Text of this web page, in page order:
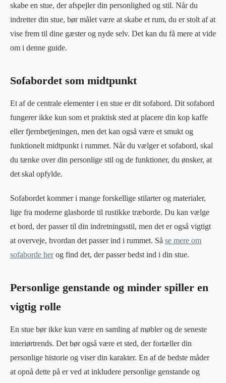
skabe en stue, der afspejler din personlighed og stil. Når du
indretter din stue, bør målet være at skabe et rum, du er stolt af at
vise frem til dine gæster og nyde selv. Det kan du få mere at vide
om i denne guide.
Sofabordet som midtpunkt
Et af de centrale elementer i en stue er dit sofabord. Dit sofabord
fungerer ikke kun som et praktisk sted at placere din kop kaffe
eller fjernbetjeningen, men det kan også være et smukt og
funktionelt midtpunkt i rummet. Når du vælger et sofabord, skal
du tænke over din personlige stil og de funktioner, du ønsker, at
det skal opfylde.
Sofabordet kommer i mange forskellige stilarter og materialer,
lige fra moderne glasborde til rustikke træborde. Du kan vælge
et bord, der passer til din indretningsstil, men det er også vigtigt
at overveje, hvordan det passer ind i rummet. Så se mere om
sofaborde herog find det, der passer bedst ind i din stue.
Personlige genstande og minder spiller en
vigtig rolle
En stue bør ikke kun være en samling af møbler og de seneste
interiørtrends. Det bør også være et sted, der fortæller din
personlige historie og viser din karakter. En af de bedste måder
at opnå dette på er ved at inkludere personlige genstande og